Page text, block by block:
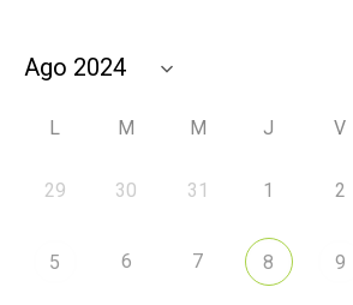
L M M J V
29 30 31 1 2
5 6 7 8 9